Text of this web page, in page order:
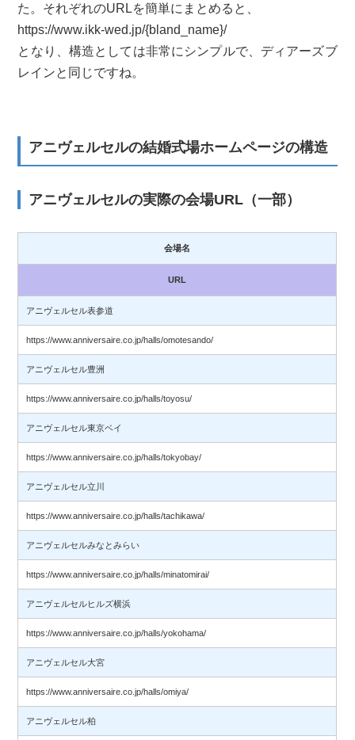
た。それぞれのURLを簡単にまとめると、
https://www.ikk-wed.jp/{bland_name}/
となり、構造としては非常にシンプルで、ディアーズブ
レインと同じですね。
アニヴェルセルの結婚式場ホームページの構造
アニヴェルセルの実際の会場URL（一部）
会場名
URL
アニヴェルセル表参道
https://www.anniversaire.co.jp/halls/omotesando/
アニヴェルセル豊洲
https://www.anniversaire.co.jp/halls/toyosu/
アニヴェルセル東京ベイ
https://www.anniversaire.co.jp/halls/tokyobay/
アニヴェルセル立川
https://www.anniversaire.co.jp/halls/tachikawa/
アニヴェルセルみなとみらい
https://www.anniversaire.co.jp/halls/minatomirai/
アニヴェルセルヒルズ横浜
https://www.anniversaire.co.jp/halls/yokohama/
アニヴェルセル大宮
https://www.anniversaire.co.jp/halls/omiya/
アニヴェルセル柏